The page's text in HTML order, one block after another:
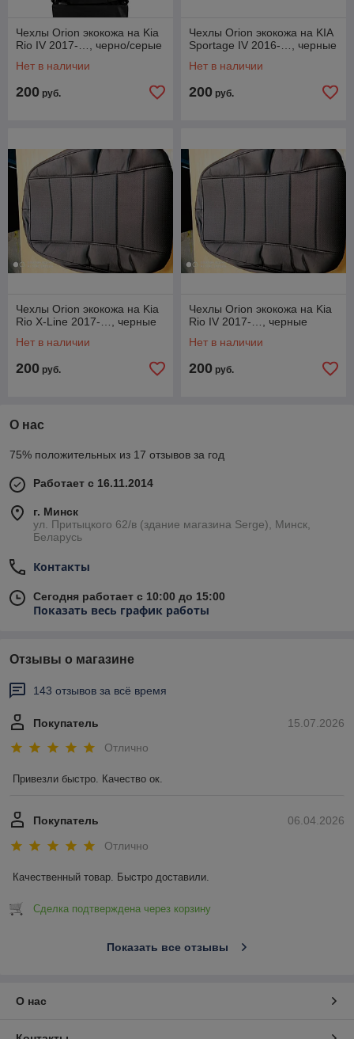
Чехлы Orion экокожа на Kia
Rio IV 2017-…, черно/серые
Нет в наличии
200 руб.
Чехлы Orion экокожа на KIA
Sportage IV 2016-…, черные
Нет в наличии
200 руб.
Чехлы Orion экокожа на Kia
Rio X-Line 2017-…, черные
Нет в наличии
200 руб.
Чехлы Orion экокожа на Kia
Rio IV 2017-…, черные
Нет в наличии
200 руб.
О нас
75% положительных из 17 отзывов за год
Работает с 16.11.2014
г. Минск
ул. Притыцкого 62/в (здание магазина Serge), Минск,
Беларусь
Контакты
Сегодня работает с 10:00 до 15:00
Показать весь график работы
Отзывы о магазине
143 отзывов за всё время
15.07.2026
Покупатель
Отлично
Привезли быстро. Качество ок.
06.04.2026
Покупатель
Отлично
Качественный товар. Быстро доставили.
Сделка подтверждена через корзину
Показать все отзывы
О нас